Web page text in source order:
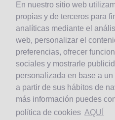
En nuestro sitio web
propias y de terceros para
analíticas mediante el
web, personalizar el
preferencias, ofrecer
sociales y mostrarle
personalizada en base a
a partir de sus hábitos de
más información puedes
política de cookies AQUÍ